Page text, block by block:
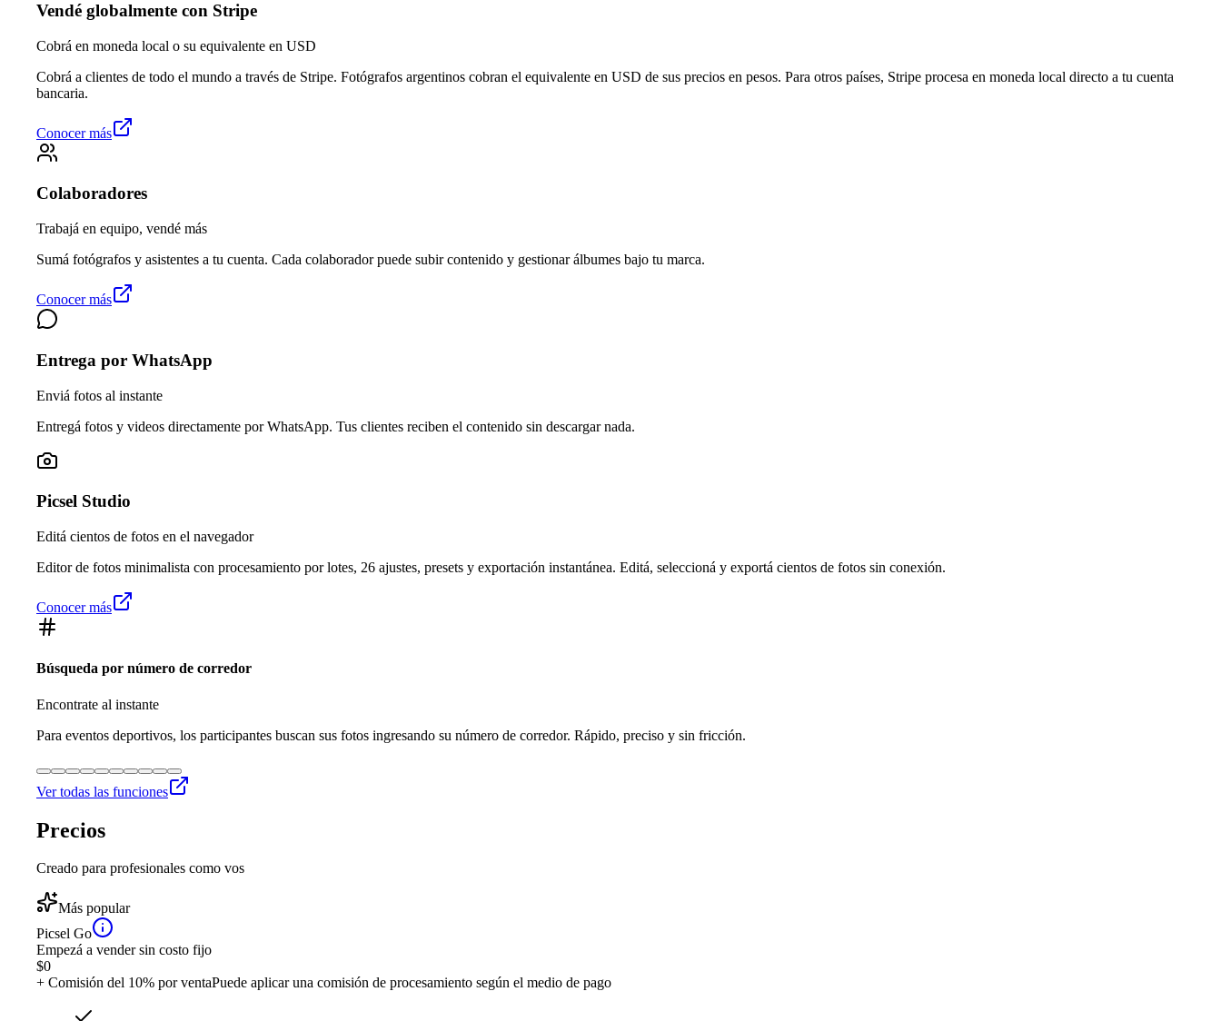
Vendé globalmente con Stripe
Cobrá en moneda local o su equivalente en USD
Cobrá a clientes de todo el mundo a través de Stripe. Fotógrafos argentinos cobran el equivalente en USD de sus precios en pesos. Para otros países, Stripe procesa en moneda local directo a tu cuenta
bancaria.
Conocer más
Colaboradores
Trabajá en equipo, vendé más
Sumá fotógrafos y asistentes a tu cuenta. Cada colaborador puede subir contenido y gestionar álbumes bajo tu marca.
Conocer más
Entrega por WhatsApp
Enviá fotos al instante
Entregá fotos y videos directamente por WhatsApp. Tus clientes reciben el contenido sin descargar nada.
Picsel Studio
Editá cientos de fotos en el navegador
Editor de fotos minimalista con procesamiento por lotes, 26 ajustes, presets y exportación instantánea. Editá, seleccioná y exportá cientos de fotos sin conexión.
Conocer más
Búsqueda por número de corredor
Encontrate al instante
Para eventos deportivos, los participantes buscan sus fotos ingresando su número de corredor. Rápido, preciso y sin fricción.
Ver todas las funciones
Precios
Creado para profesionales como vos
Más popular
Picsel Go
Empezá a vender sin costo fijo
$0
+ Comisión del 10% por ventaPuede aplicar una comisión de procesamiento según el medio de pago